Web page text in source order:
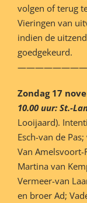
volgen of terug
Vieringen van
indien de
goedgekeurd.
Zondag 17
10.00 uur: St.-
Looijaard).
Esch-van de
Van Amelsvoort-
Martina van
Vermeer-van
en broer Ad;